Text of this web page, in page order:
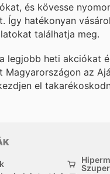
és kövesse
Így hatékonyan
találhatja meg.
legjobb heti akciókat
Magyarországon az
el